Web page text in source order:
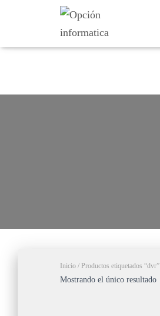
Inicio / Productos etiquetados “dvr”
Mostrando el único resultado